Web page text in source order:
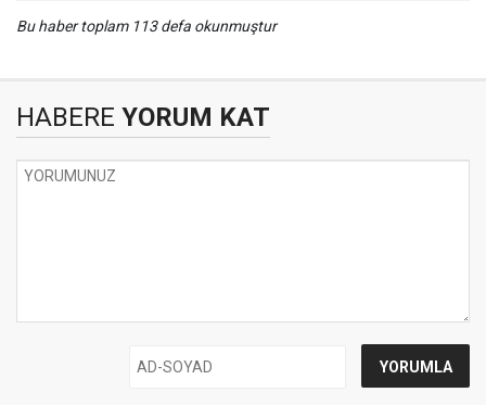
Bu haber toplam 113 defa okunmuştur
HABERE YORUM KAT